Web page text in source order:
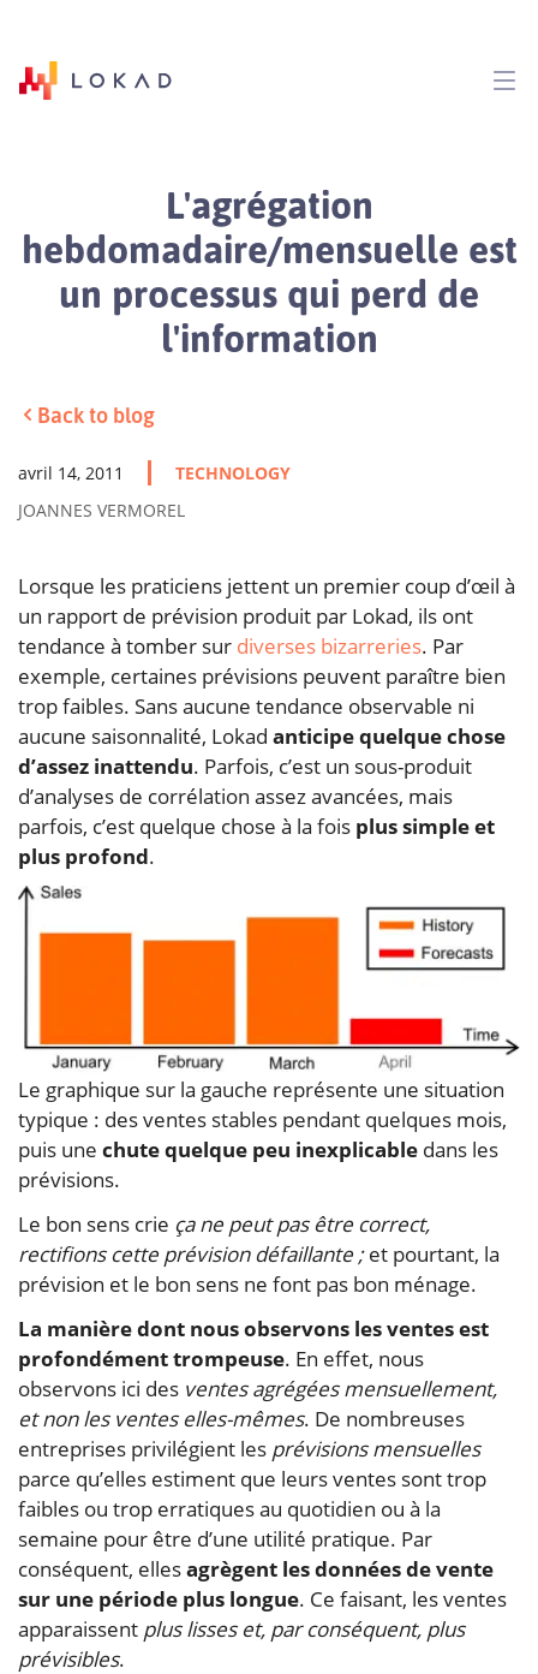
L'agrégation
hebdomadaire/mensuelle est
un processus qui perd de
l'information
Back to blog
avril 14, 2011
TECHNOLOGY
JOANNES VERMOREL
Lorsque les praticiens jettent un premier coup d’œil à
un rapport de prévision produit par Lokad, ils ont
tendance à tomber sur diverses bizarreries. Par
exemple, certaines prévisions peuvent paraître bien
trop faibles. Sans aucune tendance observable ni
aucune saisonnalité, Lokad anticipe quelque chose
d’assez inattendu. Parfois, c’est un sous-produit
d’analyses de corrélation assez avancées, mais
parfois, c’est quelque chose à la fois plus simple et
plus profond.
Le graphique sur la gauche représente une situation
typique : des ventes stables pendant quelques mois,
puis une chute quelque peu inexplicable dans les
prévisions.
Le bon sens crie ça ne peut pas être correct,
rectifions cette prévision défaillante ;et pourtant, la
prévision et le bon sens ne font pas bon ménage.
La manière dont nous observons les ventes est
profondément trompeuse. En effet, nous
observons ici des ventes agrégées mensuellement,
et non les ventes elles-mêmes. De nombreuses
entreprises privilégient les prévisions mensuelles
parce qu’elles estiment que leurs ventes sont trop
faibles ou trop erratiques au quotidien ou à la
semaine pour être d’une utilité pratique. Par
conséquent, ellesagrègent les données de vente
sur une période plus longue. Ce faisant, les ventes
apparaissent plus lisses et, par conséquent, plus
prévisibles.